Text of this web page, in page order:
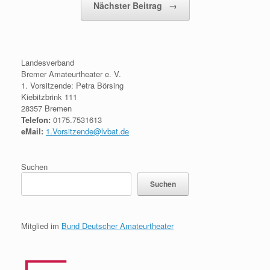
Nächster Beitrag →
Landesverband
Bremer Amateurtheater e. V.
1. Vorsitzende: Petra Börsing
Kiebitzbrink 111
28357 Bremen
Telefon: 0175.7531613
eMail: 1.Vorsitzende@lvbat.de
Suchen
Suchen
Mitglied im Bund Deutscher Amateurtheater